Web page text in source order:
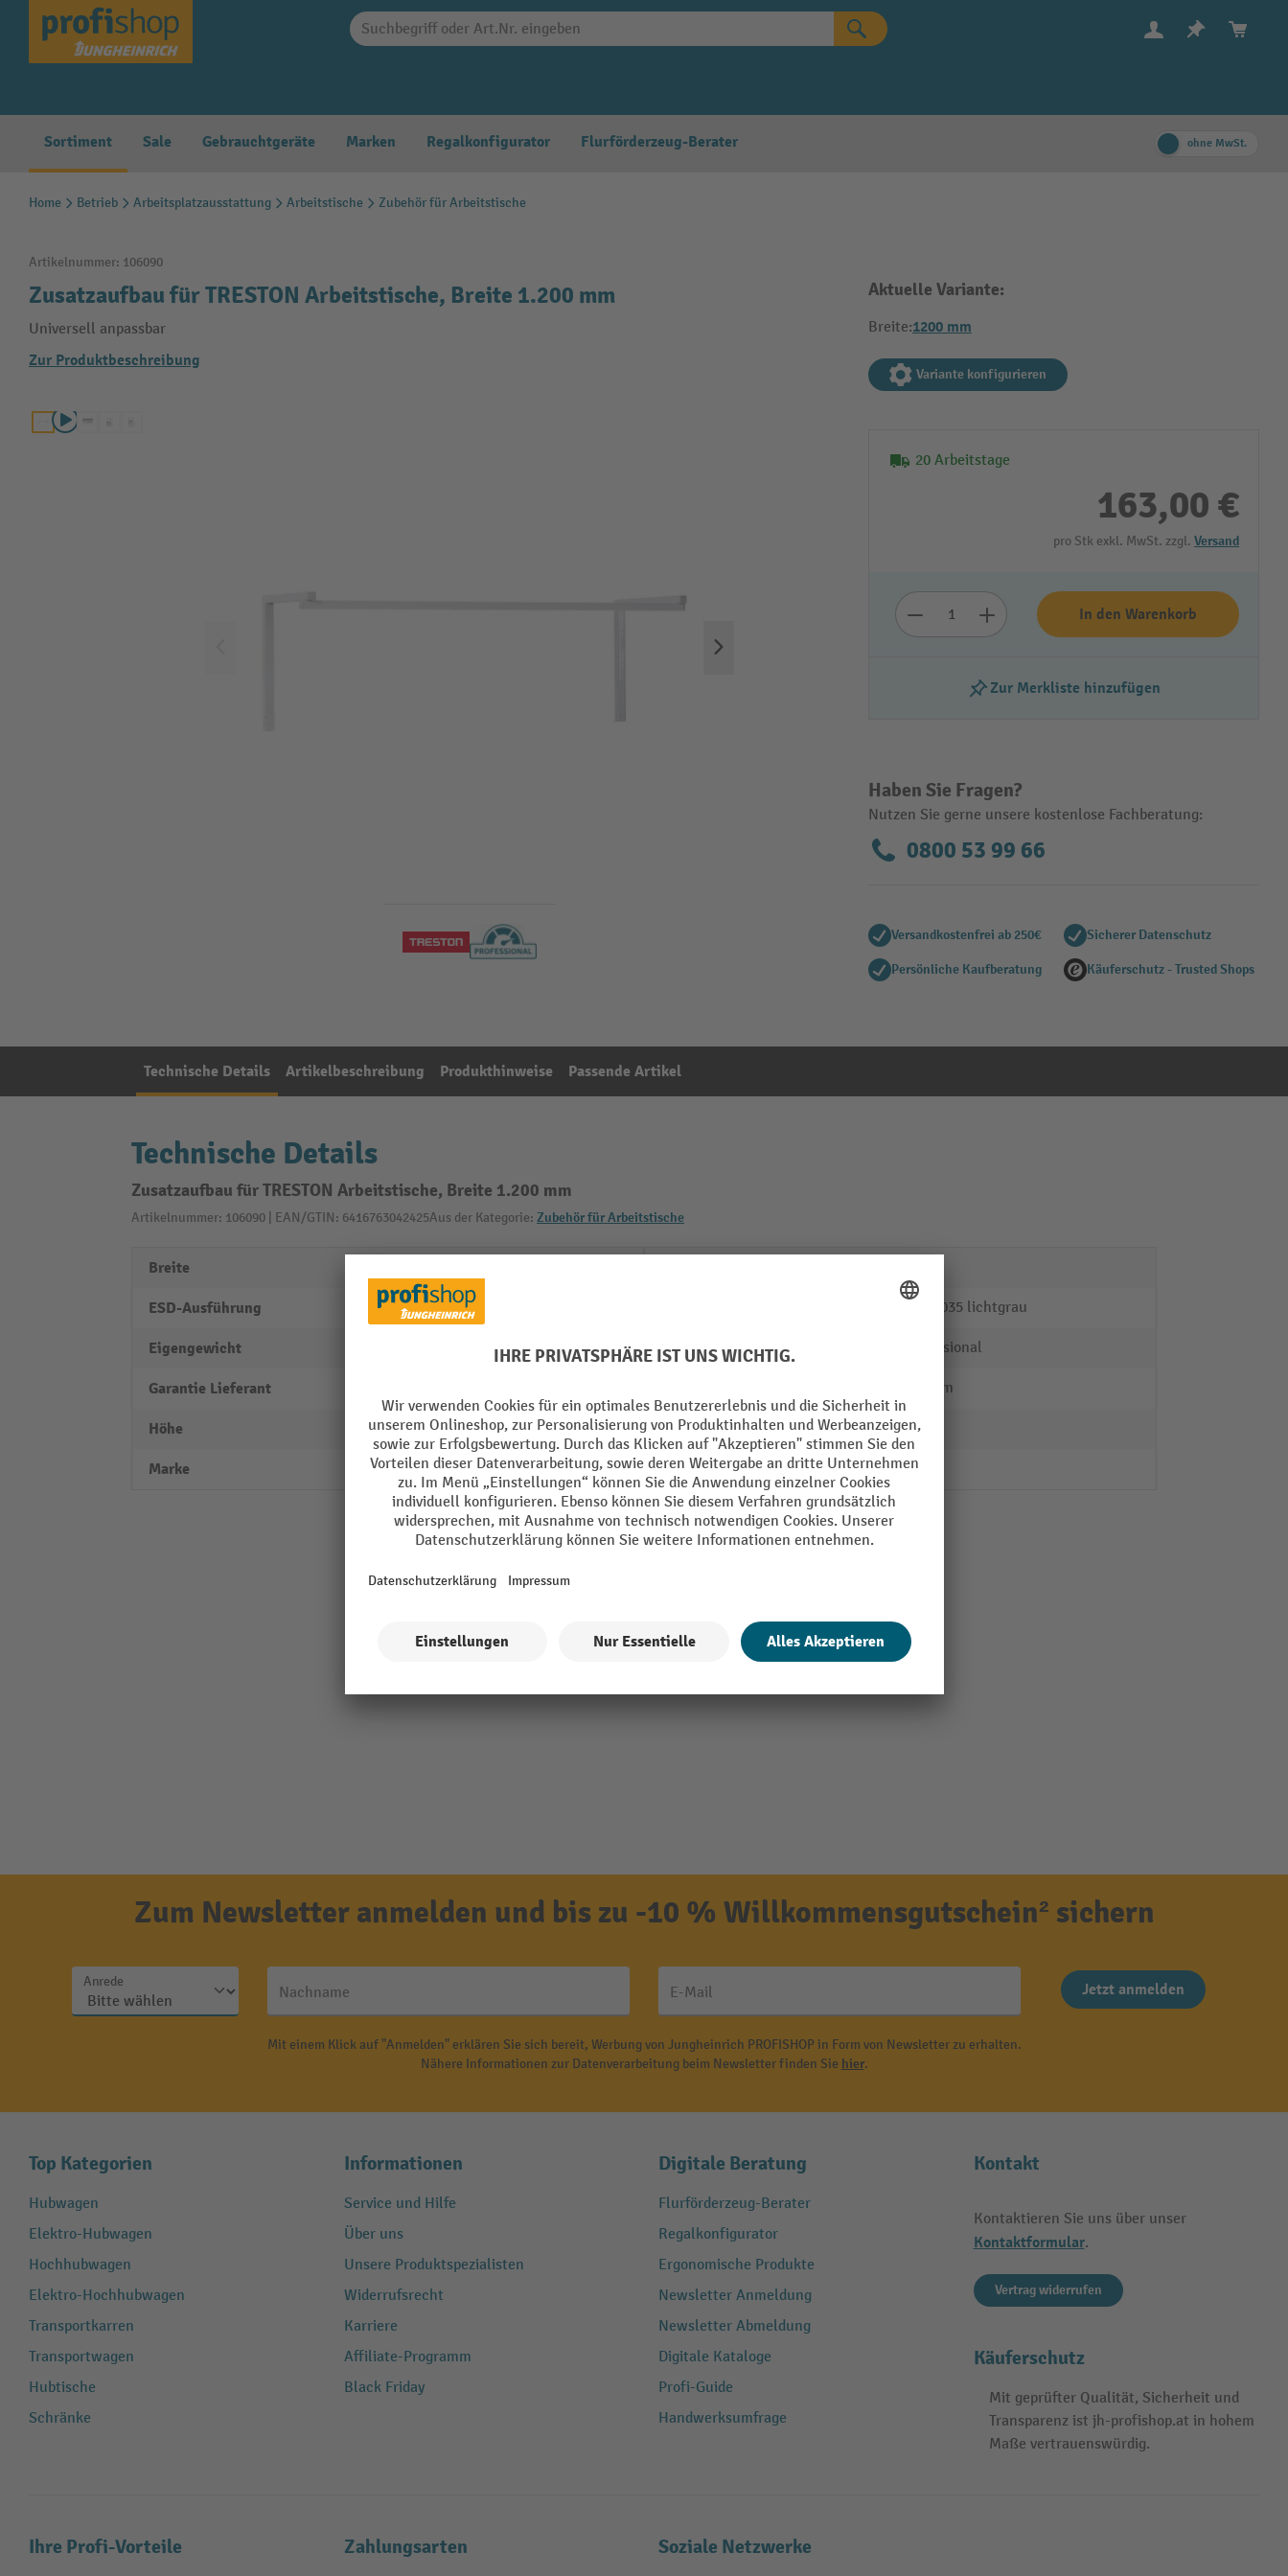
Zur Hauptnavigation springen
Sortiment Sale Gebrauchtgeräte Marken Regalkonfigurator Flurförderzeug-Berater ohne MwSt.
Home Betrieb Arbeitsplatzausstattung Arbeitstische Zubehör für Arbeitstische
Artikelnummer: 106090
Zusatzaufbau für TRESTON Arbeitstische, Breite 1.200 mm
Universell anpassbar
Zur Produktbeschreibung
Aktuelle Variante:
Breite:1200 mm
Variante konfigurieren
20 Arbeitstage
163,00 €
pro Stk exkl. MwSt. zzgl. Versand
In den Warenkorb
Zur Merkliste hinzufügen
Haben Sie Fragen?
Nutzen Sie gerne unsere kostenlose Fachberatung:
0800 53 99 66
Versandkostenfrei ab 250€ Sicherer Datenschutz
Persönliche Kaufberatung Käuferschutz - Trusted Shops
Technische Details Artikelbeschreibung Produkthinweise Passende Artikel
Technische Details
Zusatzaufbau für TRESTON Arbeitstische, Breite 1.200 mm
Artikelnummer: 106090 | EAN/GTIN: 6416763042425Aus der Kategorie: Zubehör für Arbeitstische
Breite
ESD-Ausführung ja
Eigengewicht
Garantie Lieferant
Höhe 590 mm
Marke TRESTON
RAL 7035 lichtgrau
Segment Professional
600 mm
Verfahrbar nein
Wiegeeinrichtung nein
Zum Newsletter anmelden und bis zu -10 % Willkommensgutschein² sichern
Anrede
Nachname E-Mail Jetzt anmelden
Mit einem Klick auf "Anmelden" erklären Sie sich bereit, Werbung von Jungheinrich PROFISHOP in Form von Newsletter zu erhalten.
Nähere Informationen zur Datenverarbeitung beim Newsletter finden Sie hier.
Top Kategorien
Hubwagen
Elektro-Hubwagen
Hochhubwagen
Elektro-Hochhubwagen
Transportkarren
Transportwagen
Hubtische
Schränke
Informationen
Service und Hilfe
Über uns
Unsere Produktspezialisten
Widerrufsrecht
Karriere
Affiliate-Programm
Black Friday
Digitale Beratung
Flurförderzeug-Berater
Regalkonfigurator
Ergonomische Produkte
Newsletter Anmeldung
Newsletter Abmeldung
Digitale Kataloge
Profi-Guide
Handwerksumfrage
Kontakt
Kontaktieren Sie uns über unser
Kontaktformular.
Vertrag widerrufen
Käuferschutz
Mit geprüfter Qualität, Sicherheit und
Transparenz ist jh-profishop.at in hohem
Maße vertrauenswürdig.
Ihre Profi-Vorteile Zahlungsarten Soziale Netzwerke